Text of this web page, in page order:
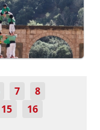
7
8
15
16